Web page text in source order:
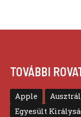
TOVÁBBI
Apple
Egyesült